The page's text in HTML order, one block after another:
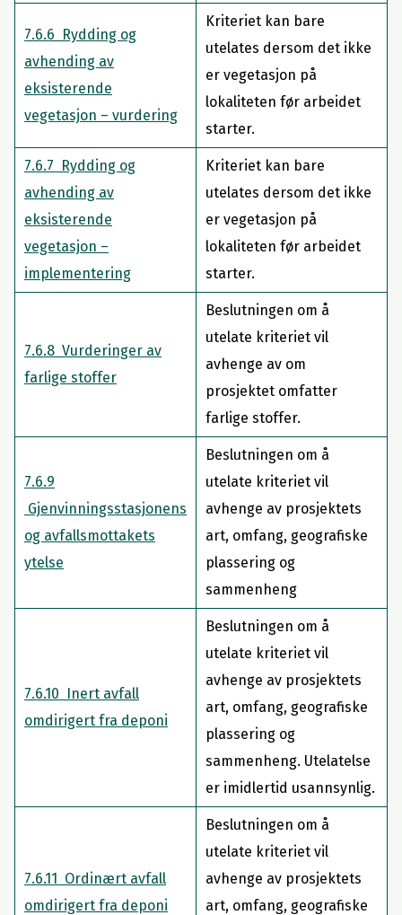
7.6.6 Rydding og
avhending av
eksisterende
vegetasjon – vurdering
Kriteriet kan bare
utelates dersom det ikke
er vegetasjon på
lokaliteten før arbeidet
starter.
7.6.7 Rydding og
avhending av
eksisterende
vegetasjon –
implementering
Kriteriet kan bare
utelates dersom det ikke
er vegetasjon på
lokaliteten før arbeidet
starter.
7.6.8 Vurderinger av
farlige stoffer
Beslutningen om å
utelate kriteriet vil
avhenge av om
prosjektet omfatter
farlige stoffer.
7.6.9
Gjenvinningsstasjonens
og avfallsmottakets
ytelse
Beslutningen om å
utelate kriteriet vil
avhenge av prosjektets
art, omfang, geografiske
plassering og
sammenheng
7.6.10 Inert avfall
omdirigert fra deponi
Beslutningen om å
utelate kriteriet vil
avhenge av prosjektets
art, omfang, geografiske
plassering og
sammenheng. Utelatelse
er imidlertid usannsynlig.
7.6.11 Ordinært avfall
omdirigert fra deponi
Beslutningen om å
utelate kriteriet vil
avhenge av prosjektets
art, omfang, geografiske